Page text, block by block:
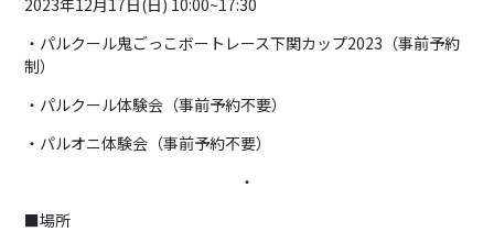
・パルクール鬼ごっこボートレース下関カップ2023（事前予約
制）
・パルクール体験会（事前予約不要）
・パルオニ体験会（事前予約不要）
・
■場所